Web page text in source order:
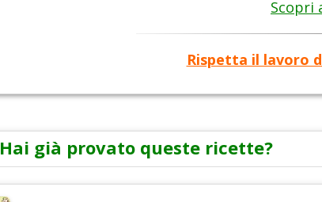
Scopri
Rispetta il lavoro
Hai già provato queste ricette?